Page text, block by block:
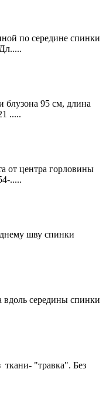
по середине спинки
блузона 95 см, длина
.....
от центра горловины
.....
шву спинки
вдоль середины спинки
"травка". Без